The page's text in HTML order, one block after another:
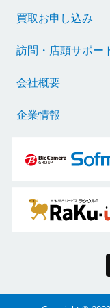
買取お申し込み
訪問・店頭サポー
会社概要
企業情報